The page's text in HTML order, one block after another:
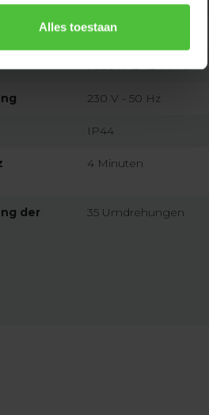
Alles toestaan7432257567594
Faac TM2 45 PPM
230 V - 50 Hz
IP44
4 Minuten
der
35 Umdrehungen